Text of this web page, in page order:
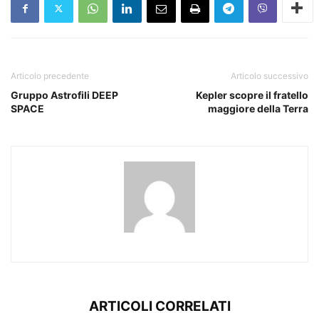
Articolo precedente
Gruppo Astrofili DEEP
SPACE
Articolo successivo
Kepler scopre il fratello
maggiore della Terra
ARTICOLI CORRELATI